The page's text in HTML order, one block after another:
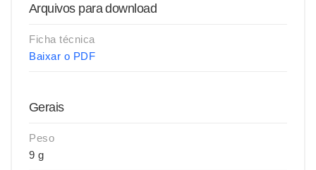
Arquivos para download
Ficha técnica
Baixar o PDF
Gerais
Peso
9 g